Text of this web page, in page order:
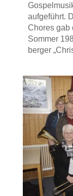
aufgeführt.
Chores gab
Sommer
berger